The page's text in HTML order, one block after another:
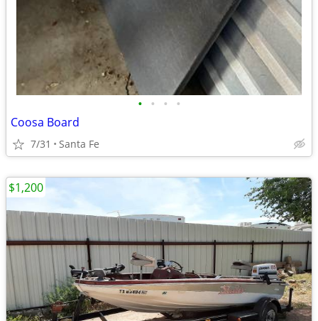
• • • •
Coosa Board
7/31 Santa Fe
$1,200